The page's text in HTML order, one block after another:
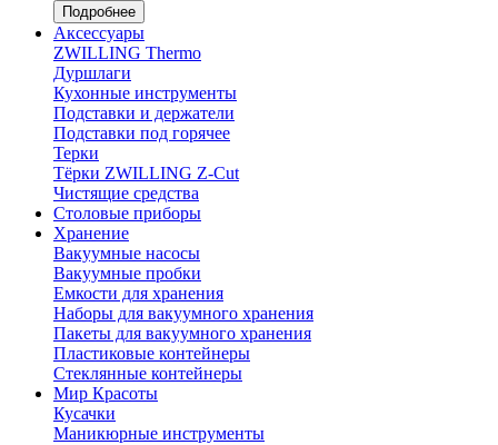
Подробнее
Аксессуары
ZWILLING Thermo
Дуршлаги
Кухонные инструменты
Подставки и держатели
Подставки под горячее
Терки
Тёрки ZWILLING Z-Cut
Чистящие средства
Столовые приборы
Хранение
Вакуумные насосы
Вакуумные пробки
Емкости для хранения
Наборы для вакуумного хранения
Пакеты для вакуумного хранения
Пластиковые контейнеры
Стеклянные контейнеры
Мир Красоты
Кусачки
Маникюрные инструменты